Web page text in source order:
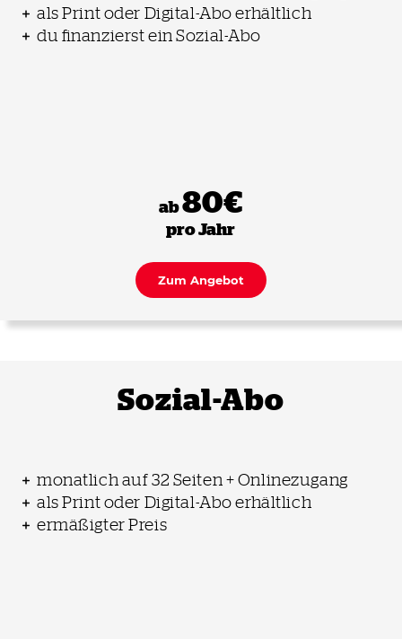
als Print oder Digital-Abo erhältlich
du finanzierst ein Sozial-Abo
ab80€
pro Jahr
Zum Angebot
Sozial-Abo
monatlich auf 32 Seiten + Onlinezugang
als Print oder Digital-Abo erhältlich
ermäßigter Preis